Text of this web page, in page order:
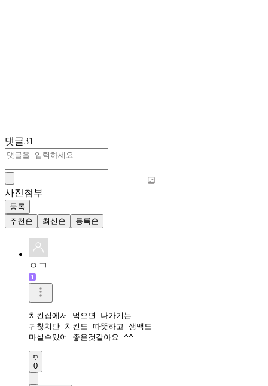
댓글31
사진첨부
등록
추천순
최신순 등록순
ㅇㄱ
치킨집에서 먹으면 나가기는
귀찮치만 치킨도 따뜻하고 생맥도
마실수있어 좋은것같아요 ^^
0